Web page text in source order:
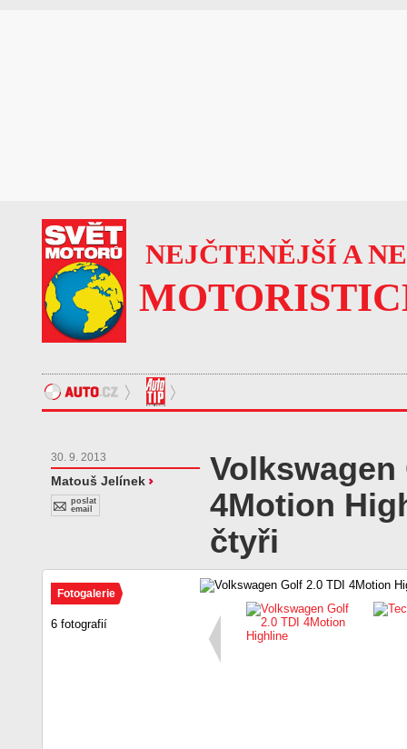
NEJČTENĚJŠÍ A
30. 9. 2013
Matouš Jelínek
poslat
email
Volkswagen
4Motion
čtyři
Fotogalerie
6 fotografií